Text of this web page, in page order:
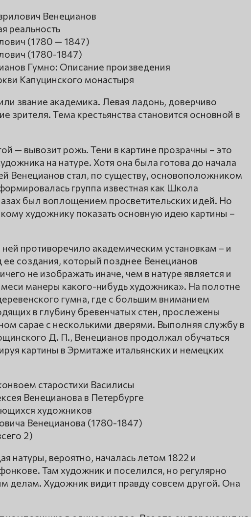
Венецианов
реальность
(1780 — 1847)
(1780-1847)
Гумно: Описание произведения
Капуцинского монастыря
звание академика. Левая ладонь, доверчиво
зрителя. Тема крестьянства становится основной в
— вывозит рожь. Тени в картине прозрачны – это
на натуре. Хотя она была готова до начала
Венецианов стал, по существу, основоположником
группа известная как Школа
был воплощением просветительских идей. Но
художнику показать основную идею картины –
противоречило академическим установкам – и
создания, который позднее Венецианов
не изображать иначе, чем в натуре является и
манеры какого-нибудь художника». На полотне
гумна, где с большим вниманием
в глубину бревенчатых стен, прослежены
сарае с несколькими дверями. Выполняя службу в
Д. П., Венецианов продолжал обучаться
картины в Эрмитаже итальянских и немецких
старостихи Василисы
Венецианова в Петербурге
художников
Венецианова (1780-1847)
2)
натуры, вероятно, началась летом 1822 и
Там художник и поселился, но регулярно
делам. Художник видит правду совсем другой. Она